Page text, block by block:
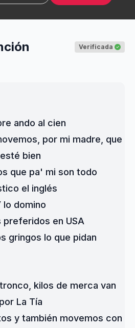
Verificada
ando al cien
por mi madre, que
esté bien
que pa' mi son todo
el inglés
lo domino
preferidos en USA
gringos lo que pidan
kilos de merca van
por La Tía
y también movemos con